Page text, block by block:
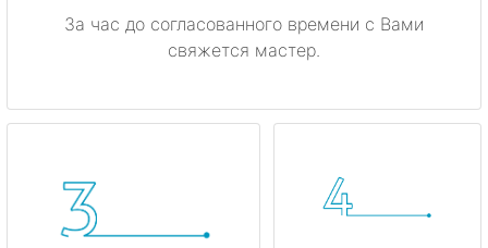
За час до согласованного времени с Вами
свяжется мастер.